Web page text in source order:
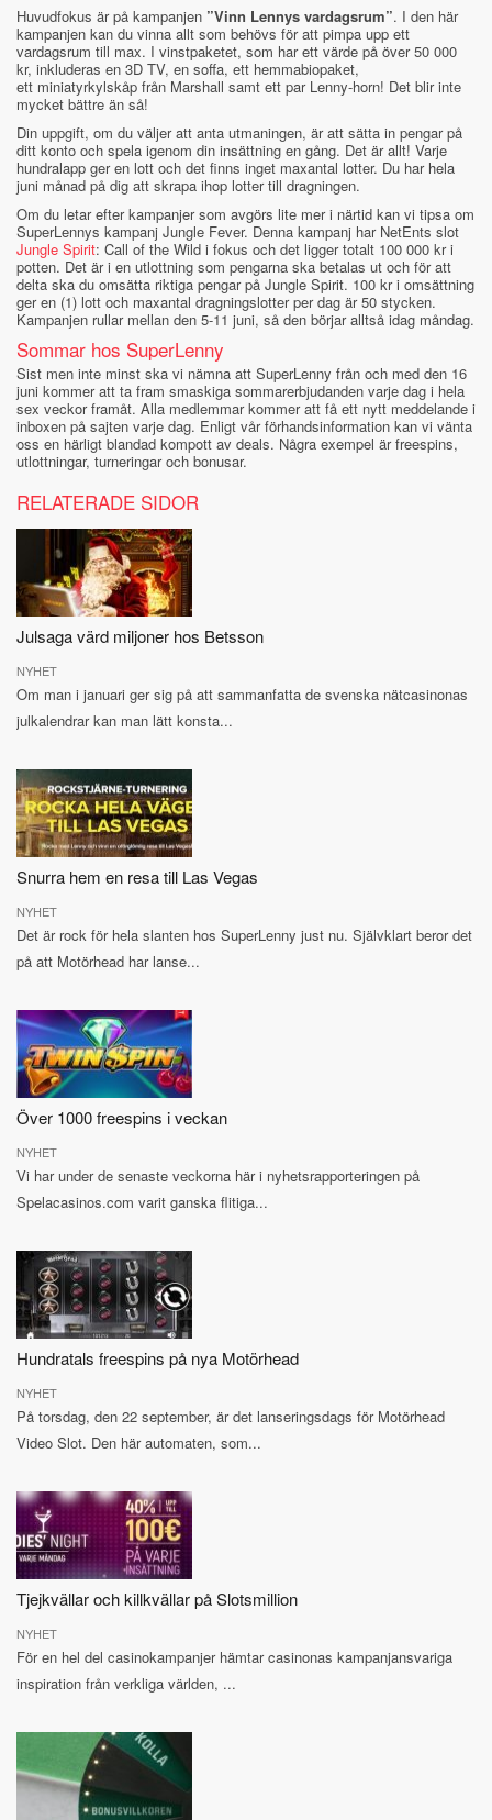
Huvudfokus är på kampanjen ”Vinn Lennys vardagsrum”. I den här
kampanjen kan du vinna allt som behövs för att pimpa upp ett
vardagsrum till max. I vinstpaketet, som har ett värde på över 50 000
kr, inkluderas en 3D TV, en soffa, ett hemmabiopaket,
ett miniatyrkylskåp från Marshall samt ett par Lenny-horn! Det blir inte
mycket bättre än så!
Din uppgift, om du väljer att anta utmaningen, är att sätta in pengar på
ditt konto och spela igenom din insättning en gång. Det är allt! Varje
hundralapp ger en lott och det finns inget maxantal lotter. Du har hela
juni månad på dig att skrapa ihop lotter till dragningen.
Om du letar efter kampanjer som avgörs lite mer i närtid kan vi tipsa om
SuperLennys kampanj Jungle Fever. Denna kampanj har NetEnts slot
Jungle Spirit: Call of the Wild i fokus och det ligger totalt 100 000 kr i
potten. Det är i en utlottning som pengarna ska betalas ut och för att
delta ska du omsätta riktiga pengar på Jungle Spirit. 100 kr i omsättning
ger en (1) lott och maxantal dragningslotter per dag är 50 stycken.
Kampanjen rullar mellan den 5-11 juni, så den börjar alltså idag måndag.
Sommar hos SuperLenny
Sist men inte minst ska vi nämna att SuperLenny från och med den 16
juni kommer att ta fram smaskiga sommarerbjudanden varje dag i hela
sex veckor framåt. Alla medlemmar kommer att få ett nytt meddelande i
inboxen på sajten varje dag. Enligt vår förhandsinformation kan vi vänta
oss en härligt blandad kompott av deals. Några exempel är freespins,
utlottningar, turneringar och bonusar.
RELATERADE SIDOR
Julsaga värd miljoner hos Betsson
NYHET
Om man i januari ger sig på att sammanfatta de svenska nätcasinonas
julkalendrar kan man lätt konsta...
Snurra hem en resa till Las Vegas
NYHET
Det är rock för hela slanten hos SuperLenny just nu. Självklart beror det
på att Motörhead har lanse...
Över 1000 freespins i veckan
NYHET
Vi har under de senaste veckorna här i nyhetsrapporteringen på
Spelacasinos.com varit ganska flitiga...
Hundratals freespins på nya Motörhead
NYHET
På torsdag, den 22 september, är det lanseringsdags för Motörhead
Video Slot. Den här automaten, som...
Tjejkvällar och killkvällar på Slotsmillion
NYHET
För en hel del casinokampanjer hämtar casinonas kampanjansvariga
inspiration från verkliga världen, ...